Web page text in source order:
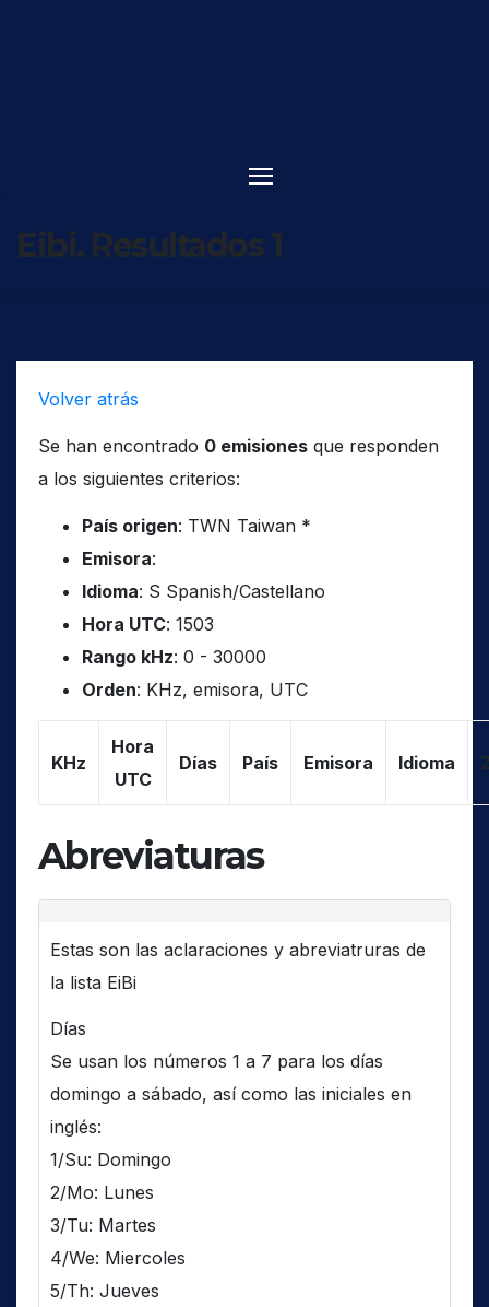
Eibi. Resultados 1
Volver atrás
Se han encontrado 0 emisiones que responden
a los siguientes criterios:
País origen: TWN Taiwan *
Emisora:
Idioma: S Spanish/Castellano
Hora UTC: 1503
Rango kHz: 0 - 30000
Orden: KHz, emisora, UTC
KHz
Hora
UTC
Días País Emisora Idioma
Abreviaturas
Estas son las aclaraciones y abreviatruras de
la lista EiBi
Días
Se usan los números 1 a 7 para los días
domingo a sábado, así como las iniciales en
inglés:
1/Su: Domingo
2/Mo: Lunes
3/Tu: Martes
4/We: Miercoles
5/Th: Jueves